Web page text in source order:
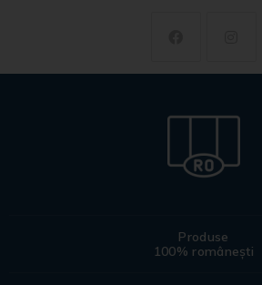
Produse
100% românești